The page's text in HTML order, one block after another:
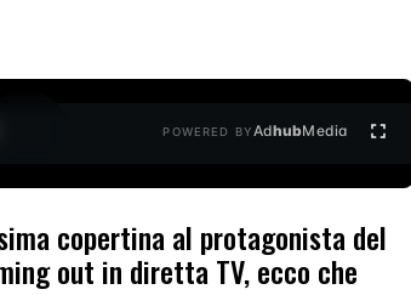
POWERED BYAdhubMedia
copertina al protagonista del
out in diretta TV, ecco che